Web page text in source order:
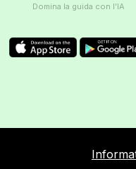
Domina la guida con l’IA